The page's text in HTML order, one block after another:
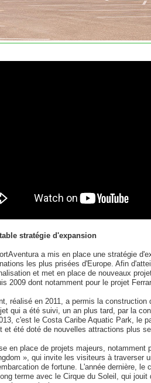
stratégie d'expansion
a mis en place une stratégie
les plus prisées d'Europe. Afin
et met en place de nouveaux
2009 dont notamment pour le projet
réalisé en 2011, a permis la construction
qui a été suivi, un an plus tard, par la
c'est le Costa Caribe Aquatic Park, le
et été doté de nouvelles attractions plus
en place de projets majeurs,
», qui invite les visiteurs à traverser
de fortune. L'année dernière, le
terme avec le Cirque du Soleil, qui